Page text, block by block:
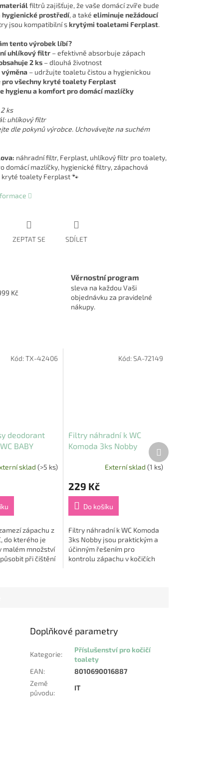
filtrů zajišťuje, že vaše domácí zvíře bude
hygienické prostředí, a také eliminuje nežádoucí
jsou kompatibilní skrytými toaletami Ferplast.
tento výrobek líbí?
uhlíkový filtr– efektivně absorbuje zápach
2 ks– dlouhá životnost
výměna– udržujte toaletu čistou a hygienickou
pro všechny kryté toalety Ferplast
hygienu a komfort pro domácí mazlíčky
ks
uhlíkový filtr
dle pokynů výrobce. Uchovávejte na suchém
náhradní filtr, Ferplast, uhlíkový filtr pro toalety,
domácí mazlíčky, hygienické filtry, zápachová
kryté toalety Ferplast 🐾
ZEPTAT SE SDÍLET
Kč
Věrnostní program
sleva na každou Vaši
objednávku za pravidelné
nákupy.
deodorant
BABY
sklad(>5 ks)
zápachu z
do kterého je
malém množství
při čištění
Kód:TX-42406
Filtry náhradní k WC
Komoda 3ks Nobby
Externí sklad (1 ks)
229 Kč
Do košíku
Filtry náhradní k WC Komoda
3ks Nobby jsou praktickým a
účinným řešením pro
kontrolu zápachu v kočičích
Kód:SA-72149
Další
produkt
Doplňkové parametry
Kategorie:
Příslušenství pro kočičí
toalety
EAN:
8010690016887
Země
původu:
IT